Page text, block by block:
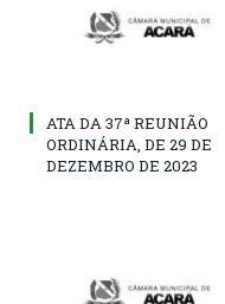
ATA DA 37ª REUNIÃO
ORDINÁRIA, DE 29 DE
DEZEMBRO DE 2023